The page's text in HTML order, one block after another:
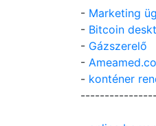
- Marketing
- Bitcoin
- Gázszerelő
-
- konténer